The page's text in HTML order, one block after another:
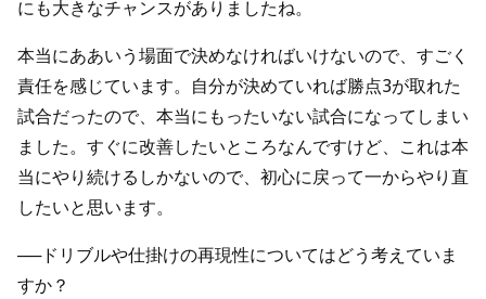
にも大きなチャンスがありましたね。
本当にああいう場面で決めなければいけないので、すごく
責任を感じています。自分が決めていれば勝点3が取れた
試合だったので、本当にもったいない試合になってしまい
ました。すぐに改善したいところなんですけど、これは本
当にやり続けるしかないので、初心に戻って一からやり直
したいと思います。
──ドリブルや仕掛けの再現性についてはどう考えていま
すか？